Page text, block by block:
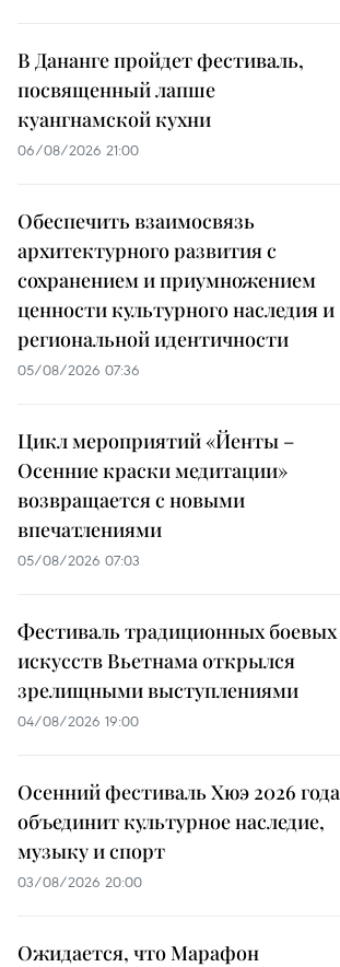
В Дананге пройдет фестиваль,
посвященный лапше
куангнамской кухни
06/08/2026 21:00
Обеспечить взаимосвязь
архитектурного развития с
сохранением и приумножением
ценности культурного наследия и
региональной идентичности
05/08/2026 07:36
Цикл мероприятий «Йенты –
Осенние краски медитации»
возвращается с новыми
впечатлениями
05/08/2026 07:03
Фестиваль традиционных боевых
искусств Вьетнама открылся
зрелищными выступлениями
04/08/2026 19:00
Осенний фестиваль Хюэ 2026 года
объединит культурное наследие,
музыку и спорт
03/08/2026 20:00
Ожидается, что Марафон